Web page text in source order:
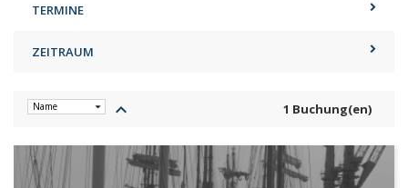
TERMINE
ZEITRAUM
keyboard_arrow_up 1 Buchung(en)